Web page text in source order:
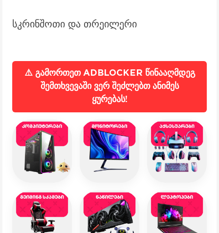
სკრინშოთი და თრეილერი
⚠️ გამორთეთ ADBLOCKER წინააღმდეგ
შემთხვევაში ვერ შეძლებთ ანიმეს
ყურებას!